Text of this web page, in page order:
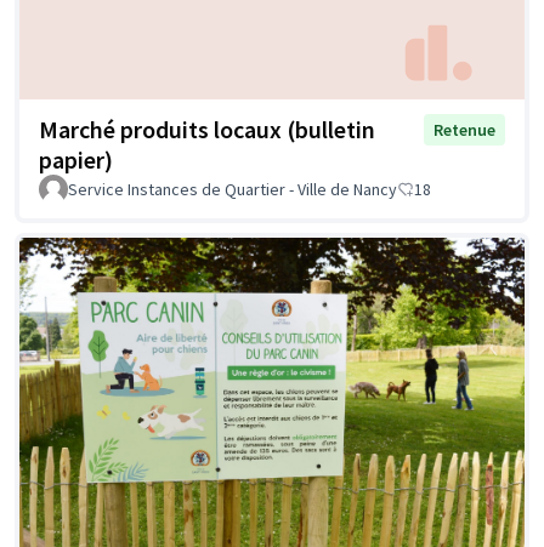
Marché produits locaux (bulletin
papier)
Retenue
Service Instances de Quartier - Ville de Nancy 18